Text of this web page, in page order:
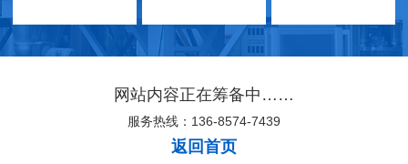
网站内容正在筹备中……
服务热线：136-8574-7439
返回首页